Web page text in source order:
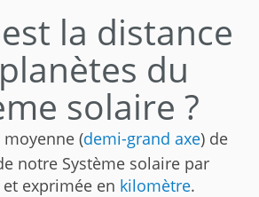
la distance
du
solaire ?
(demi-grand axe) de
notre Système solaire par
et exprimée en kilomètre.